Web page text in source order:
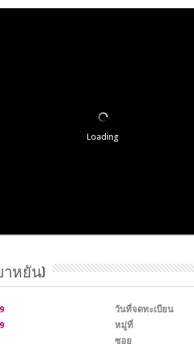
Loading
าหยัน)
วันที่จดทะเบียน
หมู่ที่
ซอย